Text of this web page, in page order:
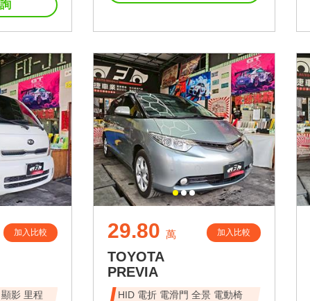
加入比較
影 里程
29.80 萬 加入比較
TOYOTA
PREVIA
HID 電折 電滑門 全景 電動椅